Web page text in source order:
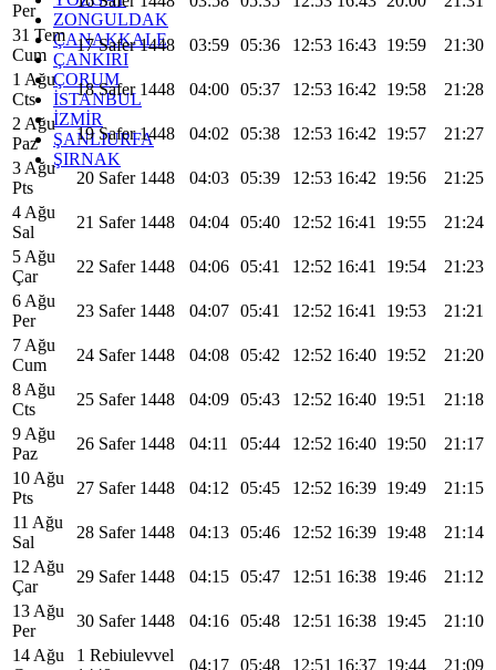
ZONGULDAK
ÇANAKKALE
ÇANKIRI
ÇORUM
İSTANBUL
İZMİR
ŞANLIURFA
ŞIRNAK
Per
31 Tem
Cum
17 Safer 1448 03:59 05:36 12:53 16:43 19:59
21:30
1 Ağu
Cts
18 Safer 1448 04:00 05:37 12:53 16:42 19:58
21:28
2 Ağu
Paz
19 Safer 1448 04:02 05:38 12:53 16:42 19:57
21:27
3 Ağu
Pts
20 Safer 1448 04:03 05:39 12:53 16:42 19:56
21:25
4 Ağu
Sal
21 Safer 1448 04:04 05:40 12:52 16:41 19:55
21:24
5 Ağu
Çar
22 Safer 1448 04:06 05:41 12:52 16:41 19:54
21:23
6 Ağu
Per
23 Safer 1448 04:07 05:41 12:52 16:41 19:53
21:21
7 Ağu
Cum
24 Safer 1448 04:08 05:42 12:52 16:40 19:52
21:20
8 Ağu
Cts
25 Safer 1448 04:09 05:43 12:52 16:40 19:51
21:18
9 Ağu
Paz
26 Safer 1448 04:11 05:44 12:52 16:40 19:50
21:17
10 Ağu
Pts
27 Safer 1448 04:12 05:45 12:52 16:39 19:49
21:15
11 Ağu
Sal
28 Safer 1448 04:13 05:46 12:52 16:39 19:48
21:14
12 Ağu
Çar
29 Safer 1448 04:15 05:47 12:51 16:38 19:46
21:12
13 Ağu
Per
30 Safer 1448 04:16 05:48 12:51 16:38 19:45
21:10
14 Ağu
1 Rebiulevvel
04:17 05:48 12:51 16:37 19:44 21:09